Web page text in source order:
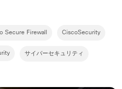
Secure Firewall CiscoSecurity
サイバーセキュリティ